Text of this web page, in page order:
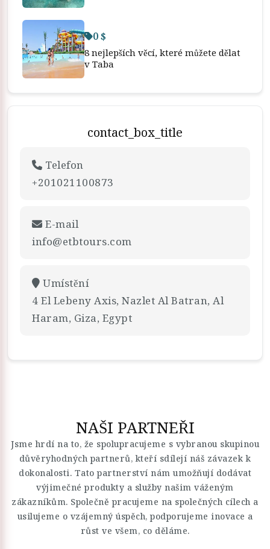
0 $
8 nejlepších věcí, které můžete dělat
v Taba
contact_box_title
Telefon
+201021100873
E-mail
info@etbtours.com
Umístění
4 El Lebeny Axis, Nazlet Al Batran, Al
Haram, Giza, Egypt
NAŠI PARTNEŘI
Jsme hrdí na to, že spolupracujeme s vybranou skupinou
důvěryhodných partnerů, kteří sdílejí náš závazek k
dokonalosti. Tato partnerství nám umožňují dodávat
výjimečné produkty a služby našim váženým
zákazníkům. Společně pracujeme na společných cílech a
usilujeme o vzájemný úspěch, podporujeme inovace a
růst ve všem, co děláme.